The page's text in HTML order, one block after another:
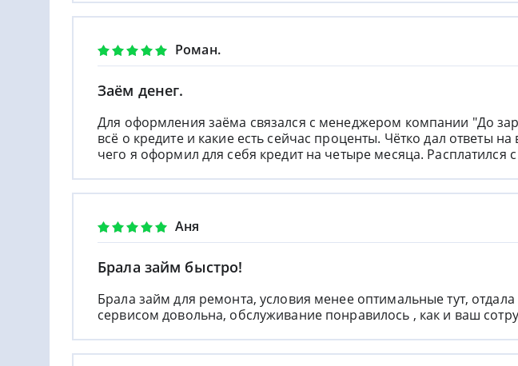
Роман.
Заём денег.
Для оформления заёма связался с менеджером компании "До
всё о кредите и какие есть сейчас проценты. Чётко дал ответы
чего я оформил для себя кредит на четыре месяца. Расплатился
Аня
Брала займ быстро!
Брала займ для ремонта, условия менее оптимальные тут,
сервисом довольна, обслуживание понравилось , как и ваш